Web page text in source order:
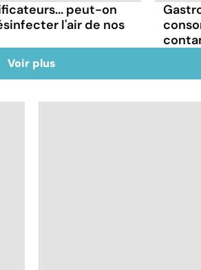
peut-on
l'air de nos
Voir plus